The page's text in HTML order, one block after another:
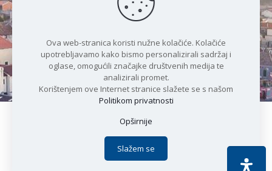
Čudesan spoj kristalnog mora i
prirode
Copyright © 2021 Općina Karlobag | Sva prava pridržana |
Politika privatnosti
Apoc IT
Ova web-stranica koristi nužne kolačiće. Kolačiće
upotrebljavamo kako bismo personalizirali sadržaj i
oglase, omogućili značajke društvenih medija te
analizirali promet.
Korištenjem ove Internet stranice slažete se s našom
Politikom privatnosti
Opširnije
Slažem se